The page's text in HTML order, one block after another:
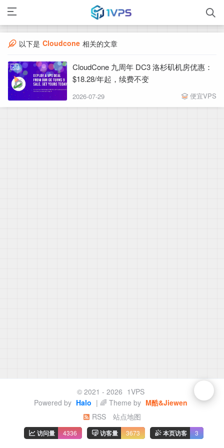
以下是 Cloudcone 相关的文章
CloudCone 九周年 DC3 洛杉矶机房优惠：
$18.28/年起，续费不变
2026-07-29 便宜VPS
© 2021 - 2026 1VPS
Powered by Halo | 🌈 Theme by M酷&Jiewen
RSS
站点地图
访问量 4336 访客量 3673 本页访客 3